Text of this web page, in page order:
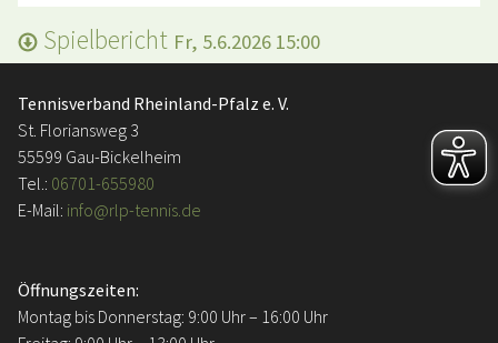
Spielbericht Fr, 5.6.2026 15:00
Tennisverband Rheinland-Pfalz e. V.
St. Floriansweg 3
55599 Gau-Bickelheim
Tel.: 06701-655980
E-Mail: info@rlp-tennis.de
Öffnungszeiten:
Montag bis Donnerstag: 9:00 Uhr – 16:00 Uhr